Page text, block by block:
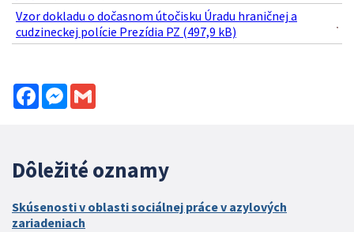
Vzor dokladu o dočasnom útočisku Úradu hraničnej a
cudzineckej polície Prezídia PZ (497,9 kB)
FacebookMessenger
Dôležité oznamy
Skúsenosti v oblasti sociálnej práce v azylových
zariadeniach